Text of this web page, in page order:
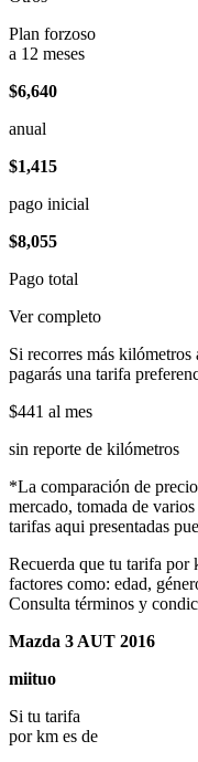
Plan forzoso
a 12 meses
$6,640
anual
$1,415
pago inicial
$8,055
Pago total
Ver completo
Si recorres más
pagarás una tarifa
$441 al mes
sin reporte de kilómetros
*La comparación de
mercado, tomada de
tarifas aqui presentadas
Recuerda que tu tarifa por
factores como: edad,
Consulta términos y
Mazda 3 AUT 2016
miituo
Si tu tarifa
por km es de